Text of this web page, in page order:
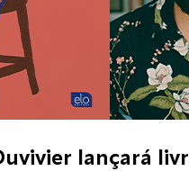
lançará